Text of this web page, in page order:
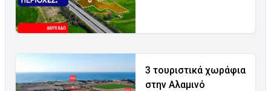
3 τουριστικά χωράφια
στην Αλαμινό